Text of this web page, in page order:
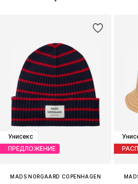
Унисекс
ПРЕДЛОЖЕНИЕ
MADS NORGAARD COPENHAGEN